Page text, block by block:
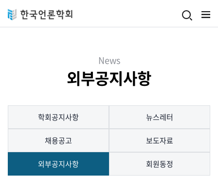
News
외부공지사항
학회공지사항 뉴스레터
채용공고 보도자료
외부공지사항 회원동정